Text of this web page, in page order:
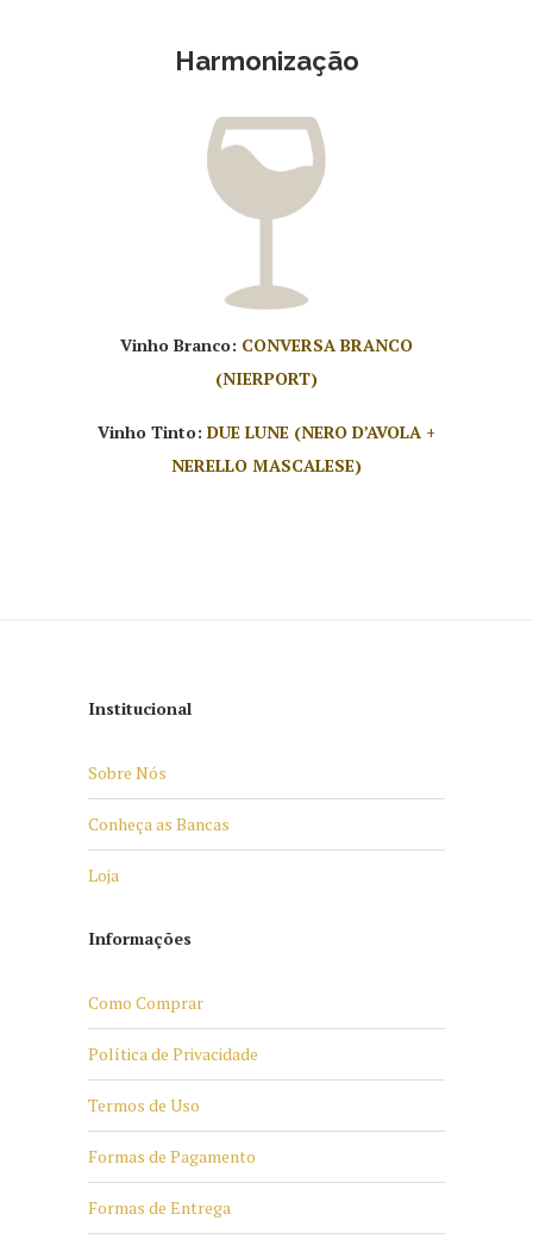
Harmonização
Vinho Branco: CONVERSA BRANCO
(NIERPORT)
Vinho Tinto: DUE LUNE (NERO D’AVOLA +
NERELLO MASCALESE)
Institucional
Sobre Nós
Conheça as Bancas
Loja
Informações
Como Comprar
Política de Privacidade
Termos de Uso
Formas de Pagamento
Formas de Entrega